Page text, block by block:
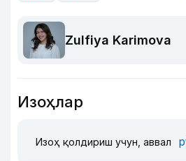
Zulfiya Karimova
Изоҳлар
Изоҳ қолдириш учун, аввал